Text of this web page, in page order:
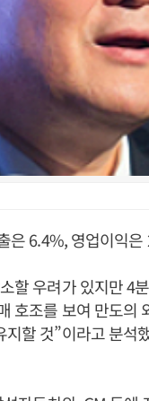
은 6.4%, 영업이익
할 우려가 있지만 4
호조를 보여 만도의
할 것”이라고 분